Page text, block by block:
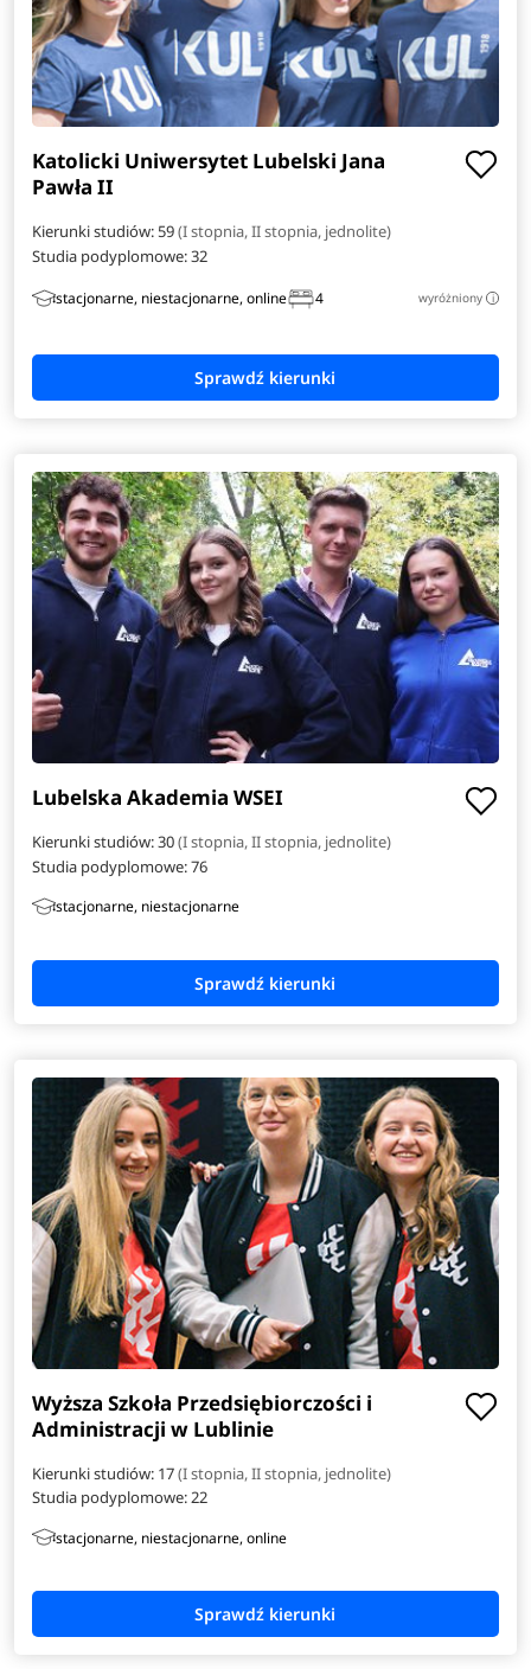
Katolicki Uniwersytet Lubelski Jana
Pawła II
Kierunki studiów: 59(I stopnia, II stopnia, jednolite)
Studia podyplomowe:32
stacjonarne, niestacjonarne, online 4 wyróżniony i
Lubelska Akademia WSEI
Kierunki studiów: 30(I stopnia, II stopnia, jednolite)
Studia podyplomowe:76
stacjonarne, niestacjonarne
Wyższa Szkoła Przedsiębiorczości i
Administracji w Lublinie
Kierunki studiów: 17(I stopnia, II stopnia, jednolite)
Studia podyplomowe:22
stacjonarne, niestacjonarne, online